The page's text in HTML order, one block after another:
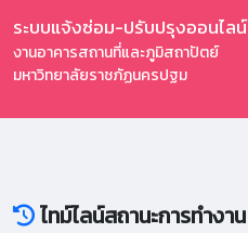
ระบบแจ้งซ่อม-ปรับปรุงออนไลน์
งานอาคารสถานที่และภูมิสถาปัตย์
มหาวิทยาลัยราชภัฏนครปฐม
ไทม์ไลน์สถานะการทำงาน